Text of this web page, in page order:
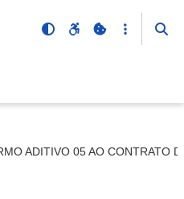
ADITIVO 05 AO CONTRATO